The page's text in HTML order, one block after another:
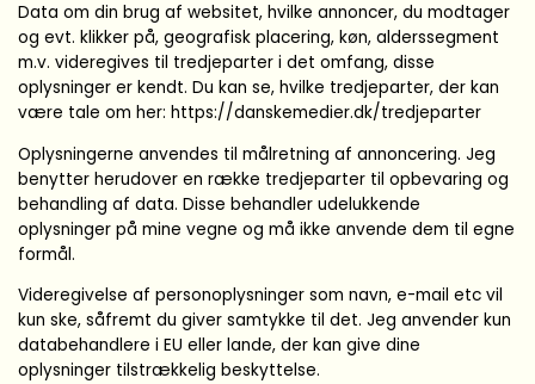
Data om din brug af websitet, hvilke annoncer, du modtager
og evt. klikker på, geografisk placering, køn, alderssegment
m.v. videregives til tredjeparter i det omfang, disse
oplysninger er kendt. Du kan se, hvilke tredjeparter, der kan
være tale om her: https://danskemedier.dk/tredjeparter
Oplysningerne anvendes til målretning af annoncering. Jeg
benytter herudover en række tredjeparter til opbevaring og
behandling af data. Disse behandler udelukkende
oplysninger på mine vegne og må ikke anvende dem til egne
formål.
Videregivelse af personoplysninger som navn, e-mail etc vil
kun ske, såfremt du giver samtykke til det. Jeg anvender kun
databehandlere i EU eller lande, der kan give dine
oplysninger tilstrækkelig beskyttelse.